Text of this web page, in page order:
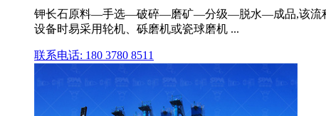
钾长石原料—手选—破碎—磨矿—分级—脱水—成品,该流程
设备时易采用轮机、砾磨机或瓷球磨机 ...
联系电话: 180 3780 8511